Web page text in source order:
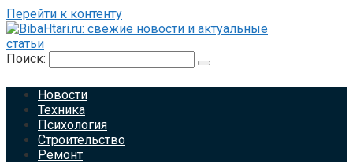
Перейти к контенту
Поиск:
Новости
Техника
Психология
Строительство
Ремонт